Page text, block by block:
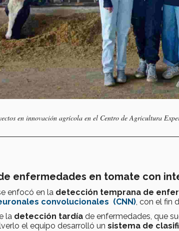
en innovación agrícola en el Centro de Agricultura
enfermedades en tomate con
enfocó en la detección temprana de
convolucionales (CNN) , con el fin
la detección tardía de enfermedades, que
el equipo desarrolló un sistema de